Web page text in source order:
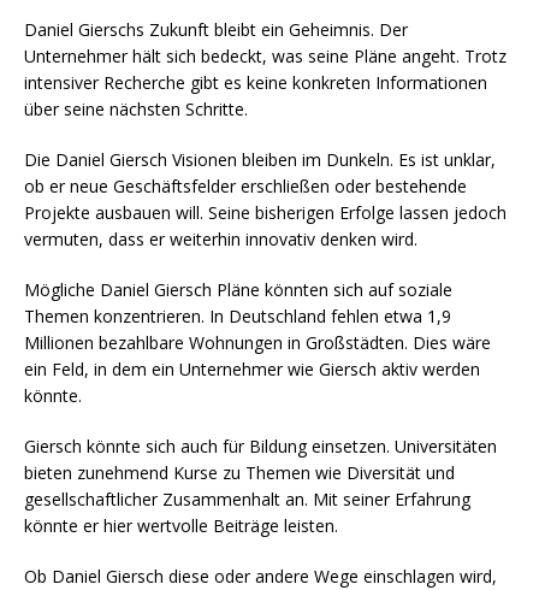
Daniel Gierschs Zukunft bleibt ein Geheimnis. Der
Unternehmer hält sich bedeckt, was seine Pläne angeht. Trotz
intensiver Recherche gibt es keine konkreten Informationen
über seine nächsten Schritte.
Die Daniel Giersch Visionen bleiben im Dunkeln. Es ist unklar,
ob er neue Geschäftsfelder erschließen oder bestehende
Projekte ausbauen will. Seine bisherigen Erfolge lassen jedoch
vermuten, dass er weiterhin innovativ denken wird.
Mögliche Daniel Giersch Pläne könnten sich auf soziale
Themen konzentrieren. In Deutschland fehlen etwa 1,9
Millionen bezahlbare Wohnungen in Großstädten. Dies wäre
ein Feld, in dem ein Unternehmer wie Giersch aktiv werden
könnte.
Giersch könnte sich auch für Bildung einsetzen. Universitäten
bieten zunehmend Kurse zu Themen wie Diversität und
gesellschaftlicher Zusammenhalt an. Mit seiner Erfahrung
könnte er hier wertvolle Beiträge leisten.
Ob Daniel Giersch diese oder andere Wege einschlagen wird,